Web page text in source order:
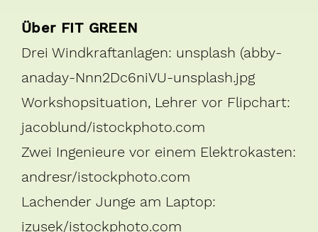
Über FIT GREEN
Drei Windkraftanlagen: unsplash (abby-
anaday-Nnn2Dc6niVU-unsplash.jpg
Workshopsituation, Lehrer vor Flipchart:
jacoblund/istockphoto.com
Zwei Ingenieure vor einem Elektrokasten:
andresr/istockphoto.com
Lachender Junge am Laptop:
izusek/istockphoto.com